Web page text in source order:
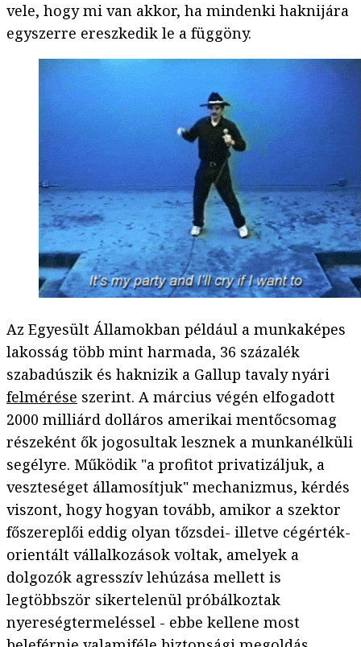
vele, hogy mi van akkor, ha mindenki haknijára
egyszerre ereszkedik le a függöny.
Az Egyesült Államokban például a munkaképes
lakosság több mint harmada, 36 százalék
szabadúszik és haknizik a Gallup tavaly nyári
felmérése szerint. A március végén elfogadott
2000 milliárd dolláros amerikai mentőcsomag
részeként ők jogosultak lesznek a munkanélküli
segélyre. Működik "a profitot privatizáljuk, a
veszteséget államosítjuk" mechanizmus, kérdés
viszont, hogy hogyan tovább, amikor a szektor
főszereplői eddig olyan tőzsdei- illetve cégérték-
orientált vállalkozások voltak, amelyek a
dolgozók agresszív lehúzása mellett is
legtöbbször sikertelenül próbálkoztak
nyereségtermeléssel - ebbe kellene most